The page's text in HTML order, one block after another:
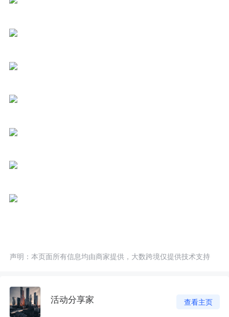
声明：本页面所有信息均由商家提供，大数跨境仅提供技术支持
活动分享家 查看主页